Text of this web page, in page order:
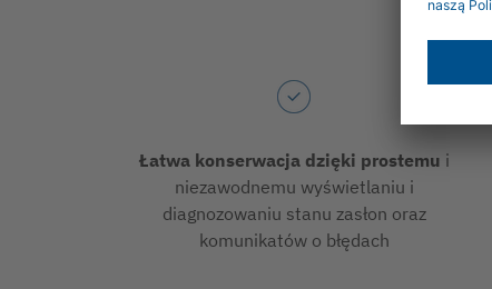
Łatwa konserwacja dzięki prostemu i
niezawodnemu wyświetlaniu i
diagnozowaniu stanu zasłon oraz
komunikatów o błędach